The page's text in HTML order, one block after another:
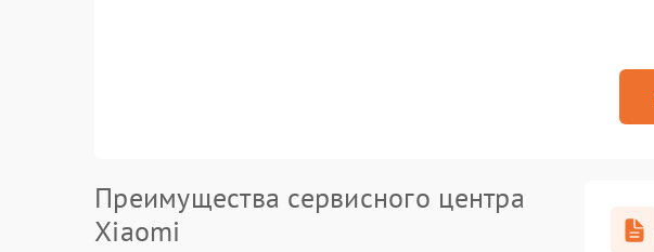
Преимущества сервисного центра
Xiaomi